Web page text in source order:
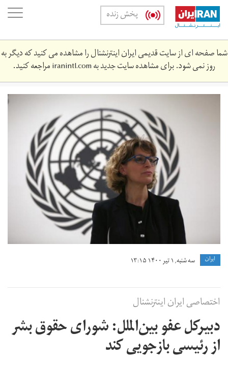
Skip
main
content
پخش زنده
شما صفحه ای از سایت قدیمی ایران اینترنشنال را مشاهده می کنید که دیگر به
روز نمی شود. برای مشاهده سایت جدید بهiranintl.comمراجعه کنید.
download_5.jpeg
ايران سه شنبه, ۱ تیر ۱۴۰۰ ۱۳:۱۵
اختصاصی ایران اینترنشنال
دبیرکل عفو بین‌الملل: شورای حقوق بشر
از رئیسی بازجویی کند